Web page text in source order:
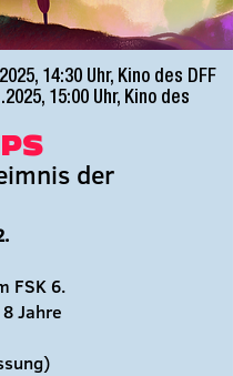
, 14:30 Uhr, Kino des DFF
15:00 Uhr, Kino des
der
FSK 6.
Jahre
)